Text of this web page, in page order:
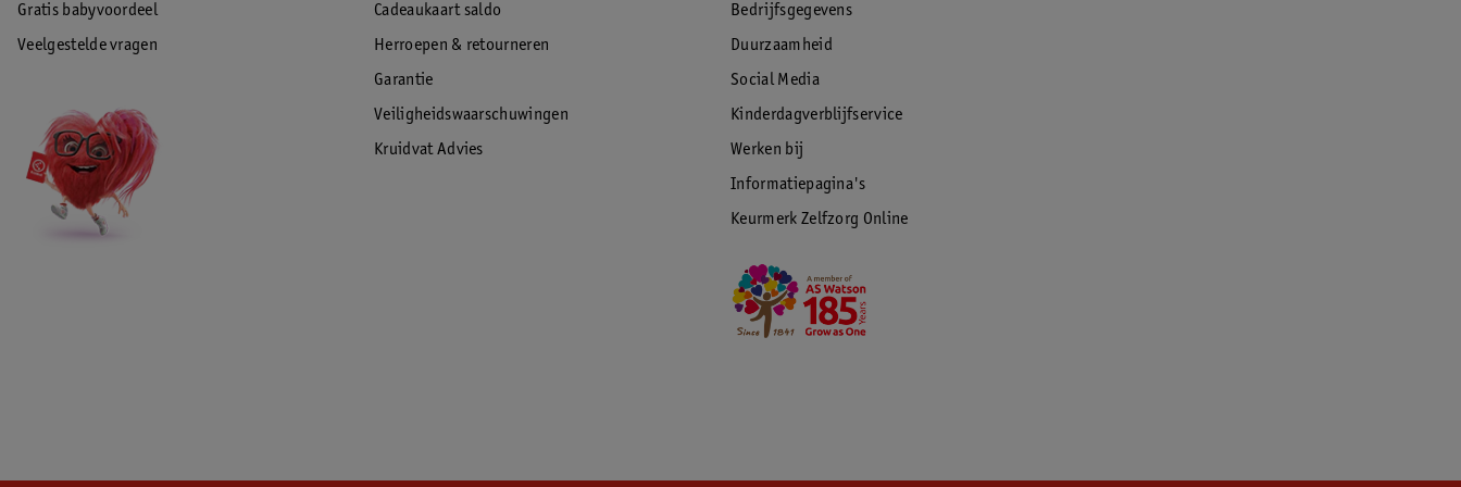
Gratis babyvoordeel
Veelgestelde vragen
Cadeaukaart saldo
Herroepen & retourneren
Garantie
Veiligheidswaarschuwingen
Kruidvat Advies
Bedrijfsgegevens
Duurzaamheid
Social Media
Kinderdagverblijfservice
Werken bij
Informatiepagina's
Keurmerk Zelfzorg Online